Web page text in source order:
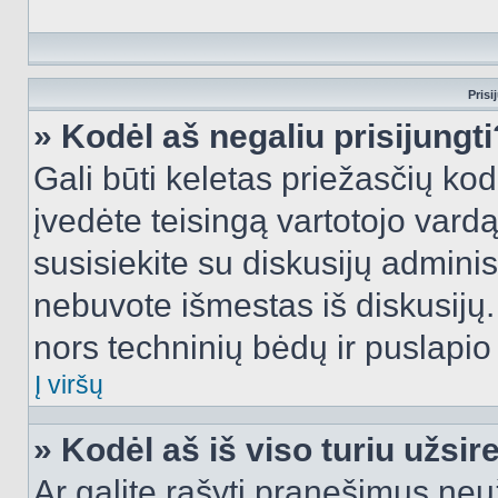
» Kodėl aš negaliu
Gali būti keletas priežasčių
įvedėte teisingą vartotojo
susisiekite su diskusijų
nebuvote išmestas iš
nors techninių bėdų ir
Į viršų
» Kodėl aš iš viso turiu